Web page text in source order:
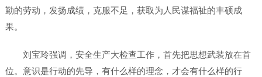
勤的劳动，发扬成绩，克服不足，获取为人民谋福祉的丰硕成
果。
刘宝玲强调，安全生产大检查工作，首先把思想武装放在首
位。意识是行动的先导，有什么样的理念，才会有什么样的行